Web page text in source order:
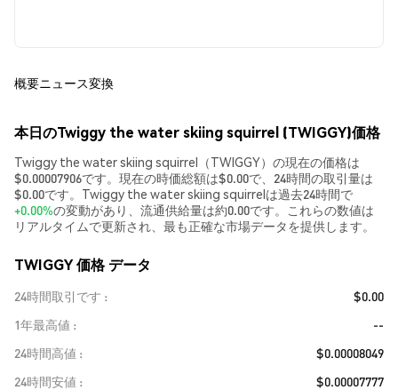
概要ニュース変換
本日のTwiggy the water skiing squirrel (TWIGGY)価格
Twiggy the water skiing squirrel（TWIGGY）の現在の価格は
$0.00007906です。現在の時価総額は$0.00で、24時間の取引量は
$0.00です。Twiggy the water skiing squirrelは過去24時間で
+0.00%の変動があり、流通供給量は約0.00です。これらの数値は
リアルタイムで更新され、最も正確な市場データを提供します。
TWIGGY 価格 データ
24時間取引です
$0.00
1年最高値
--
24時間高値
$0.00008049
24時間安値
$0.00007777